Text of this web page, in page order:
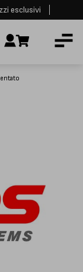
esclusiviI nuovi ordini